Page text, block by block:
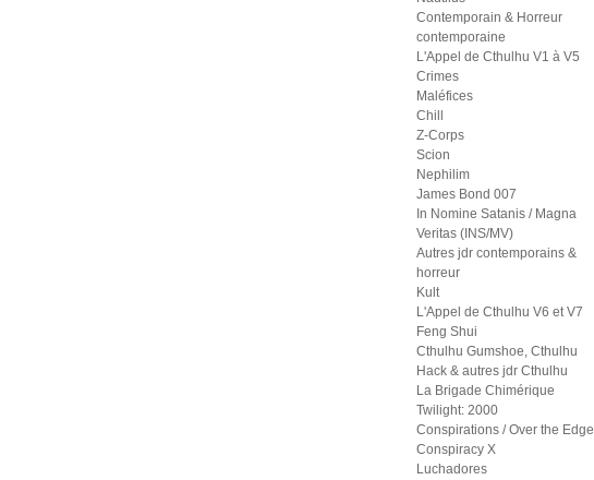
Contemporain & Horreur
contemporaine
L'Appel de Cthulhu V1 à V5
Crimes
Maléfices
Chill
Z-Corps
Scion
Nephilim
James Bond 007
In Nomine Satanis / Magna
Veritas (INS/MV)
Autres jdr contemporains &
horreur
Kult
L'Appel de Cthulhu V6 et V7
Feng Shui
Cthulhu Gumshoe, Cthulhu
Hack & autres jdr Cthulhu
La Brigade Chimérique
Twilight: 2000
Conspirations / Over the Edge
Conspiracy X
Luchadores